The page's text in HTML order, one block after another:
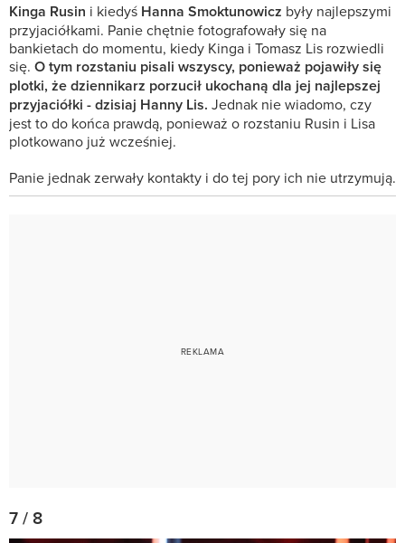
Kinga Rusin i kiedyś Hanna Smoktunowicz były najlepszymi
przyjaciółkami. Panie chętnie fotografowały się na
bankietach do momentu, kiedy Kinga i Tomasz Lis rozwiedli
się. O tym rozstaniu pisali wszyscy, ponieważ pojawiły się
plotki, że dziennikarz porzucił ukochaną dla jej najlepszej
przyjaciółki - dzisiaj Hanny Lis. Jednak nie wiadomo, czy
jest to do końca prawdą, ponieważ o rozstaniu Rusin i Lisa
plotkowano już wcześniej.
Panie jednak zerwały kontakty i do tej pory ich nie utrzymują.
7 / 8